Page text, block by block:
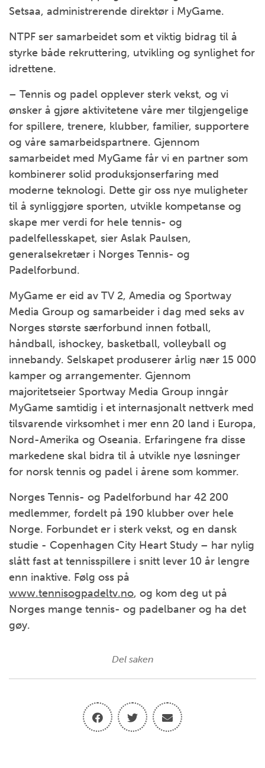
Setsaa, administrerende direktør i MyGame.
NTPF ser samarbeidet som et viktig bidrag til å
styrke både rekruttering, utvikling og synlighet for
idrettene.
– Tennis og padel opplever sterk vekst, og vi
ønsker å gjøre aktivitetene våre mer tilgjengelige
for spillere, trenere, klubber, familier, supportere
og våre samarbeidspartnere. Gjennom
samarbeidet med MyGame får vi en partner som
kombinerer solid produksjonserfaring med
moderne teknologi. Dette gir oss nye muligheter
til å synliggjøre sporten, utvikle kompetanse og
skape mer verdi for hele tennis- og
padelfellesskapet, sier Aslak Paulsen,
generalsekretær i Norges Tennis- og
Padelforbund.
MyGame er eid av TV 2, Amedia og Sportway
Media Group og samarbeider i dag med seks av
Norges største særforbund innen fotball,
håndball, ishockey, basketball, volleyball og
innebandy. Selskapet produserer årlig nær 15 000
kamper og arrangementer. Gjennom
majoritetseier Sportway Media Group inngår
MyGame samtidig i et internasjonalt nettverk med
tilsvarende virksomhet i mer enn 20 land i Europa,
Nord-Amerika og Oseania. Erfaringene fra disse
markedene skal bidra til å utvikle nye løsninger
for norsk tennis og padel i årene som kommer.
Norges Tennis- og Padelforbund har 42 200
medlemmer, fordelt på 190 klubber over hele
Norge. Forbundet er i sterk vekst, og en dansk
studie - Copenhagen City Heart Study – har nylig
slått fast at tennisspillere i snitt lever 10 år lengre
enn inaktive. Følg oss på
www.tennisogpadeltv.no, og kom deg ut på
Norges mange tennis- og padelbaner og ha det
gøy.
Del saken